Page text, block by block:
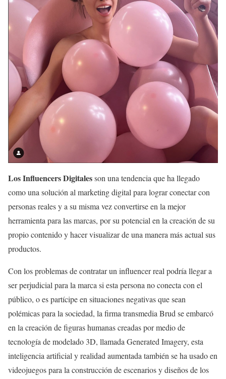
Los Influencers Digitalesson una tendencia que ha llegado
como una solución al marketing digital para lograr conectar con
personas reales y a su misma vez convertirse en la mejor
herramienta para las marcas, por su potencial en la creación de su
propio contenido y hacer visualizar de una manera más actual sus
productos.
Con los problemas de contratar un influencer real podría llegar a
ser perjudicial para la marca si esta persona no conecta con el
público, o es partícipe en situaciones negativas que sean
polémicas para la sociedad, la firma transmedia Brud se embarcó
en la creación de figuras humanas creadas por medio de
tecnología de modelado 3D, llamada Generated Imagery, esta
inteligencia artificial y realidad aumentada también se ha usado en
videojuegos para la construcción de escenarios y diseños de los